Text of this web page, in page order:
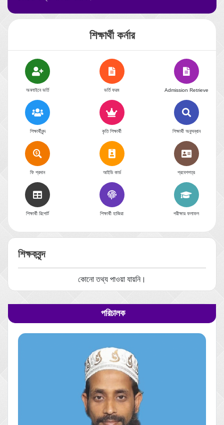
শিক্ষার্থী কর্নার
অনলাইনে ভর্তি ভর্তি ফরম Admission Retrieve
শিক্ষার্থীবৃন্দ কৃতি শিক্ষার্থী শিক্ষার্থী অনুসন্ধান
ফি প্রদান আইডি কার্ড প্রবেশপত্র
শিক্ষার্থী রিপোর্ট শিক্ষার্থী হাজিরা পরীক্ষার ফলাফল
শিক্ষকবৃন্দ
কোনো তথ্য পাওয়া যায়নি।
পরিচালক